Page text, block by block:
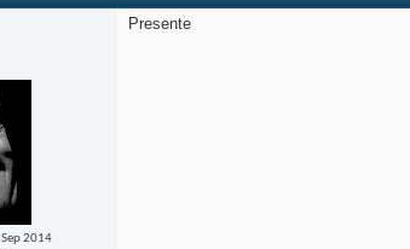
Sep 2014
Presente